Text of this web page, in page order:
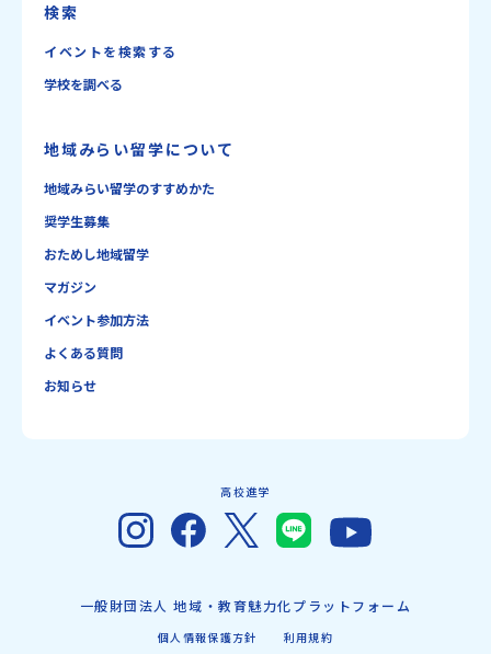
検索
イベントを検索する
学校を調べる
地域みらい留学について
地域みらい留学のすすめかた
奨学生募集
おためし地域留学
マガジン
イベント参加方法
よくある質問
お知らせ
高校進学
一般財団法人 地域・教育魅力化プラットフォーム
個人情報保護方針 利用規約